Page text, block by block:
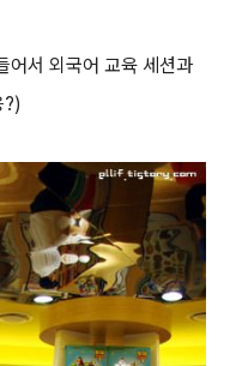
어서 외국어 교육 세션과
?)